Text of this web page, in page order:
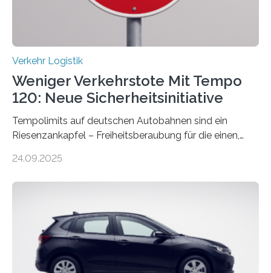
Verkehr Logistik
Weniger Verkehrstote Mit Tempo
120: Neue Sicherheitsinitiative
Tempolimits auf deutschen Autobahnen sind ein
Riesenzankapfel – Freiheitsberaubung für die einen,
Nach rund 50 Jahren hat eine Wissenschaftlerin der
die Zahl der Verkehrstoten sogar um 35 Prozent. Die
Studie ist in der Zeitschrift Transportation Research
Part A: Policy and Practice vom 5. August 2025 online
veröffentlicht. Die deutschen Autobahnen sind…
24.09.2025